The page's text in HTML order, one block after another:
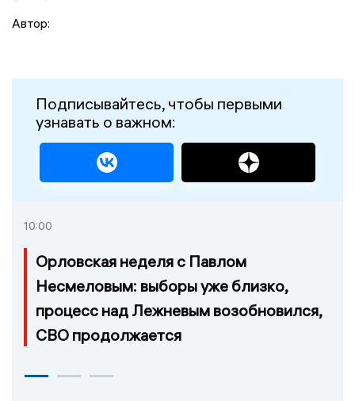
Автор:
Подписывайтесь, чтобы первыми
узнавать о важном:
10:00
Орловская неделя с Павлом
Несмеловым: выборы уже близко,
процесс над Лежневым возобновился,
СВО продолжается